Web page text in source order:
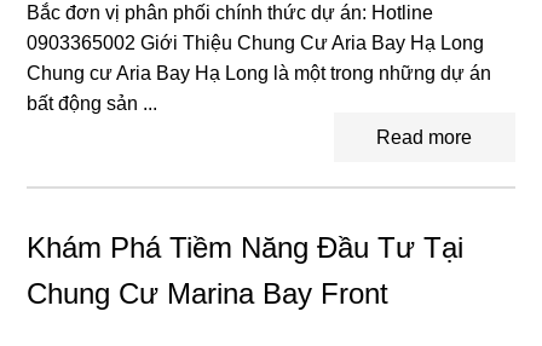
Bắc đơn vị phân phối chính thức dự án: Hotline
0903365002 Giới Thiệu Chung Cư Aria Bay Hạ Long
Chung cư Aria Bay Hạ Long là một trong những dự án
bất động sản ...
Read more
Khám Phá Tiềm Năng Đầu Tư Tại
Chung Cư Marina Bay Front